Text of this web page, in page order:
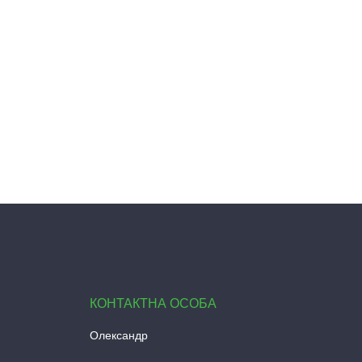
Олександр